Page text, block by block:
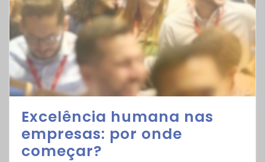
Excelência humana nas
empresas: por onde
começar?